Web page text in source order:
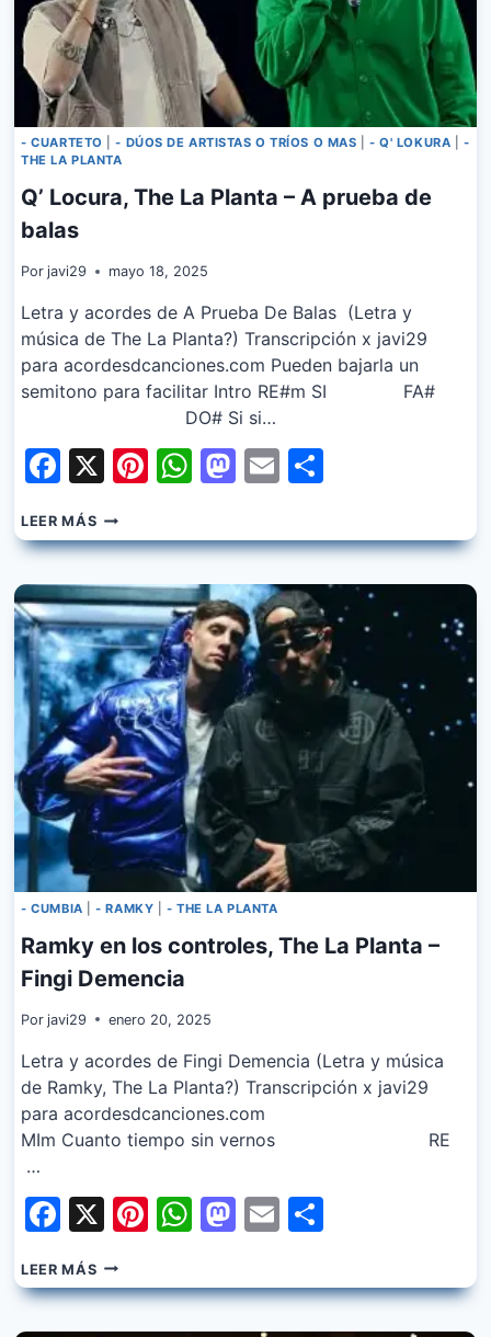
- CUARTETO |- DÚOS DE ARTISTAS O TRÍOS O MAS |- Q' LOKURA
-
THE LA PLANTA
Q’ Locura, The La Planta – A prueba de
balas
Por javi29 mayo 18, 2025
Letra y acordes de A Prueba De Balas (Letra y
música de The La Planta?) Transcripción x javi29
para acordesdcanciones.com Pueden bajarla un
semitono para facilitar Intro RE#m SI FA#
DO# Si si…
Facebook
X Pinterest
WhatsApp
Mastodon
Email
LEER MÁSQ’
LOCURA,
THE
PLANTA
–
A
PRUEBA
DE
BALAS
- CUMBIA |- RAMKY - THE LA PLANTA
Ramky en los controles, The La Planta –
Fingi Demencia
Por javi29 enero 20, 2025
Letra y acordes de Fingi Demencia (Letra y música
de Ramky, The La Planta?) Transcripción x javi29
para acordesdcanciones.com
MIm Cuanto tiempo sin vernos RE
…
Facebook
X Pinterest
WhatsApp
Mastodon
Email
LEER MÁSRAMKY
EN
LOS